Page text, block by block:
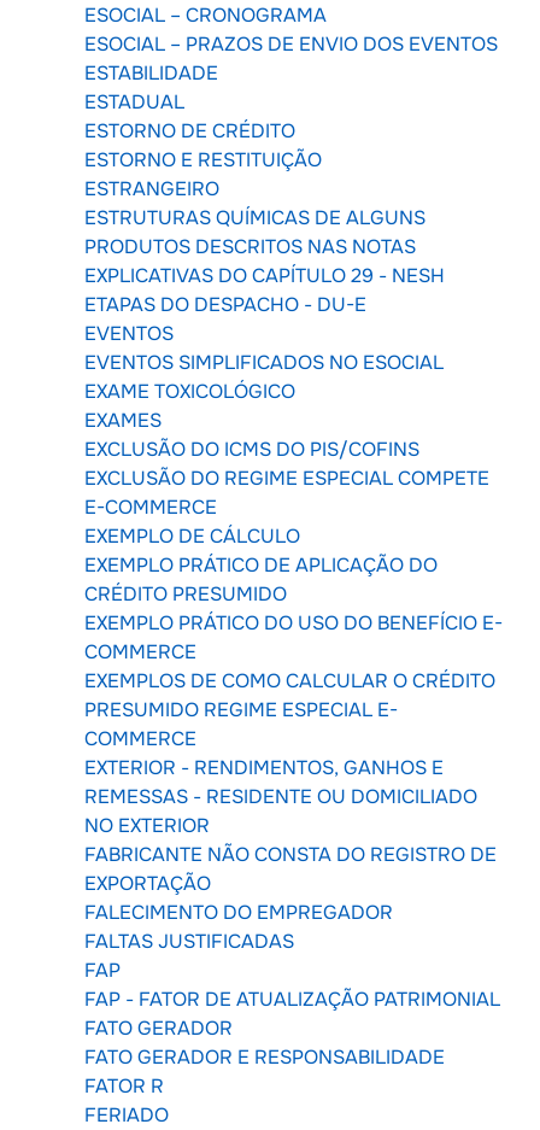
ESOCIAL – CRONOGRAMA
ESOCIAL – PRAZOS DE ENVIO DOS EVENTOS
ESTABILIDADE
ESTADUAL
ESTORNO DE CRÉDITO
ESTORNO E RESTITUIÇÃO
ESTRANGEIRO
ESTRUTURAS QUÍMICAS DE ALGUNS
PRODUTOS DESCRITOS NAS NOTAS
EXPLICATIVAS DO CAPÍTULO 29 - NESH
ETAPAS DO DESPACHO - DU-E
EVENTOS
EVENTOS SIMPLIFICADOS NO ESOCIAL
EXAME TOXICOLÓGICO
EXAMES
EXCLUSÃO DO ICMS DO PIS/COFINS
EXCLUSÃO DO REGIME ESPECIAL COMPETE
E-COMMERCE
EXEMPLO DE CÁLCULO
EXEMPLO PRÁTICO DE APLICAÇÃO DO
CRÉDITO PRESUMIDO
EXEMPLO PRÁTICO DO USO DO BENEFÍCIO E-
COMMERCE
EXEMPLOS DE COMO CALCULAR O CRÉDITO
PRESUMIDO REGIME ESPECIAL E-
COMMERCE
EXTERIOR - RENDIMENTOS, GANHOS E
REMESSAS - RESIDENTE OU DOMICILIADO
NO EXTERIOR
FABRICANTE NÃO CONSTA DO REGISTRO DE
EXPORTAÇÃO
FALECIMENTO DO EMPREGADOR
FALTAS JUSTIFICADAS
FAP
FAP - FATOR DE ATUALIZAÇÃO PATRIMONIAL
FATO GERADOR
FATO GERADOR E RESPONSABILIDADE
FATOR R
FERIADO